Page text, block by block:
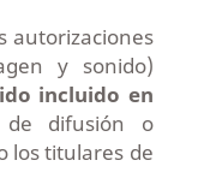
autorizaciones
y sonido)
incluido en
de difusión o
los titulares de